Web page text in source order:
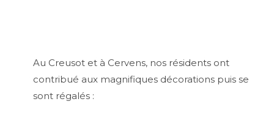
Au Creusot et à Cervens, nos résidents ont
contribué aux magnifiques décorations puis se
sont régalés :